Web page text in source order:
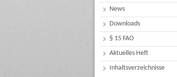
News
Downloads
§ 15 FAO
Aktuelles Heft
Inhaltsverzeichnisse